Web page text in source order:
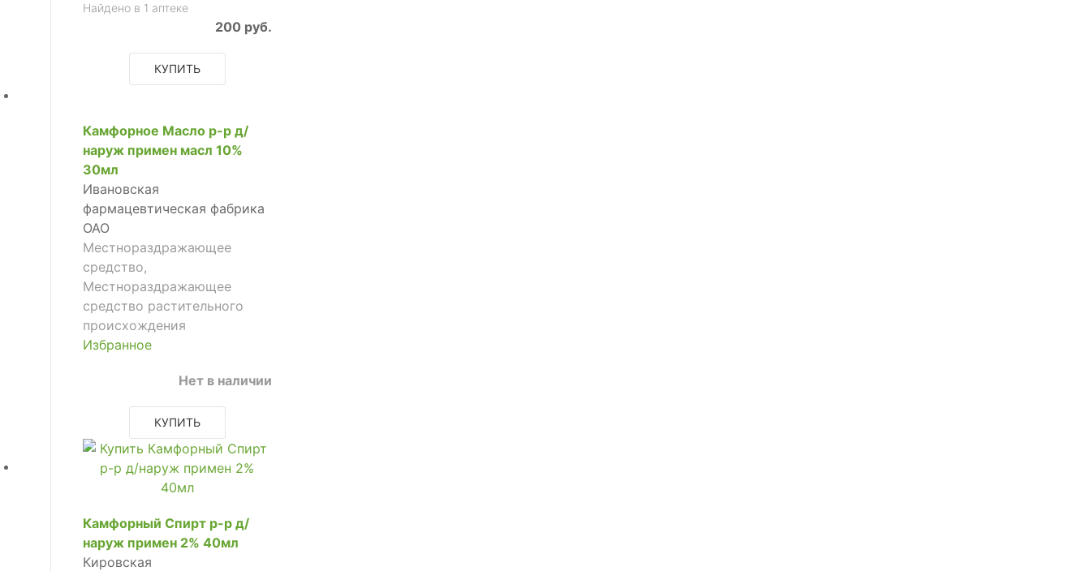
Найдено в 1 аптеке
200 руб.
КУПИТЬ
Камфорное Масло р-р д/
наруж примен масл 10%
30мл
Ивановская
фармацевтическая фабрика
ОАО
Местнораздражающее
средство,
Местнораздражающее
средство растительного
происхождения
Избранное
Нет в наличии
КУПИТЬ
Камфорный Спирт р-р д/
наруж примен 2% 40мл
Кировская